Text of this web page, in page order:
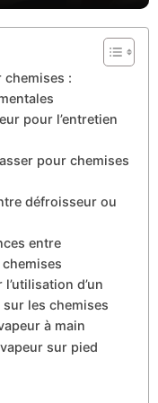
chemises :
pour l’entretien
pour chemises
défroisseur ou
entre
d’un
les chemises
à main​
sur pied